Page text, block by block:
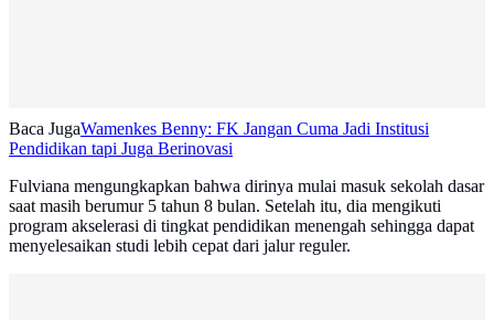
Baca JugaWamenkes Benny: FK Jangan Cuma Jadi Institusi
Pendidikan tapi Juga Berinovasi
Fulviana mengungkapkan bahwa dirinya mulai masuk sekolah dasar
saat masih berumur 5 tahun 8 bulan. Setelah itu, dia mengikuti
program akselerasi di tingkat pendidikan menengah sehingga dapat
menyelesaikan studi lebih cepat dari jalur reguler.